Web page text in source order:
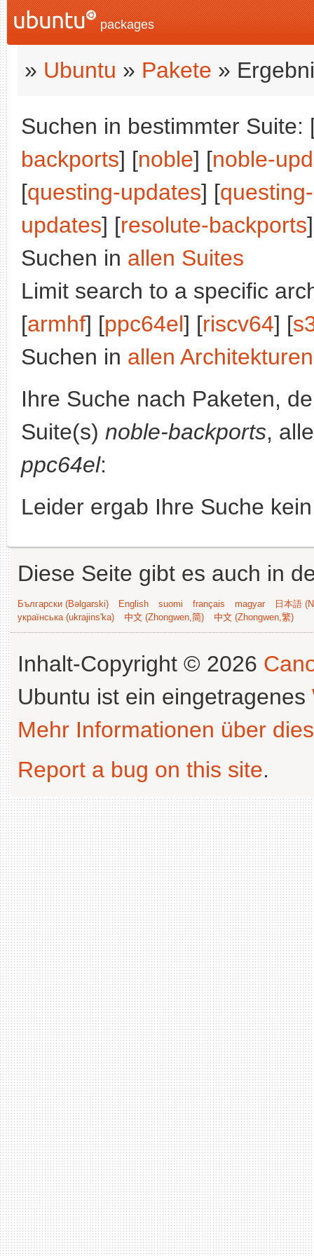
packages
» Ubuntu » Pakete »
Suchen in bestimmter Suite:
backports] [noble] [noble-
[questing-updates] [
updates] [resolute-backports
Suchen in allen Suites
Limit search to a specific
[armhf] [ppc64el] [riscv64] [
Suchen in allen Architekturen
Ihre Suche nach Paketen,
Suite(s) noble-backports,
ppc64el:
Leider ergab Ihre Suche
Diese Seite gibt es auch in
Български (Bəlgarski) English suomi français magyar
日本語
українська (ukrajins'ka)
中文 (Zhongwen,简) 中文 (Zhongwen,繁)
Inhalt-Copyright © 2026
Ubuntu ist ein eingetragenes
Mehr Informationen über
Report a bug on this site.